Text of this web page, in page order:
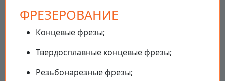
ФРЕЗЕРОВАНИЕ
Концевые фрезы;
Твердосплавные концевые фрезы;
Резьбонарезные фрезы;